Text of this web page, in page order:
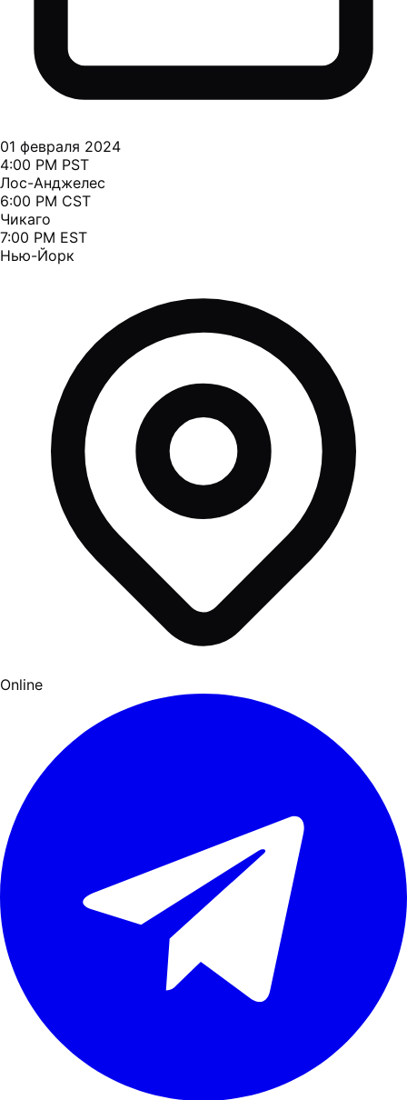
01 февраля 2024
4:00 PM PST
Лос-Анджелес
6:00 PM CST
Чикаго
7:00 PM EST
Нью-Йорк
Online